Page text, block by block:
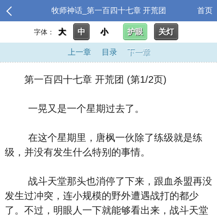
牧师神话_第一百四十七章 开荒团 首页
字体： 大 中 小 护眼 关灯
上一章 目录 下一章
第一百四十七章 开荒团 (第1/2页)
一晃又是一个星期过去了。
在这个星期里，唐枫一伙除了练级就是练
级，并没有发生什么特别的事情。
战斗天堂那头也消停了下来，跟血杀盟再没
发生过冲突，连小规模的野外遭遇战打的都少
了。不过，明眼人一下就能够看出来，战斗天堂